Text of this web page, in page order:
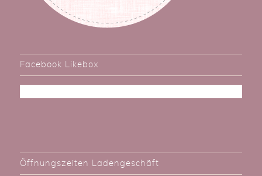
Facebook Likebox
Öffnungszeiten Ladengeschäft